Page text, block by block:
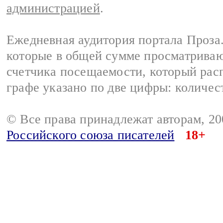
администрацией.
Ежедневная аудитория портала
которые в общей сумме
счетчика посещаемости, который
графе указано по две цифры:
© Все права принадлежат авторам,
Российского союза писателей
18+